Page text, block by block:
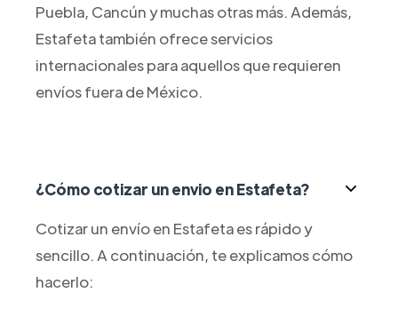
Puebla, Cancún y muchas otras más. Además,
Estafeta también ofrece servicios
internacionales para aquellos que requieren
envíos fuera de México.
¿Cómo cotizar un envio en Estafeta?
Cotizar un envío en Estafeta es rápido y
sencillo. A continuación, te explicamos cómo
hacerlo: